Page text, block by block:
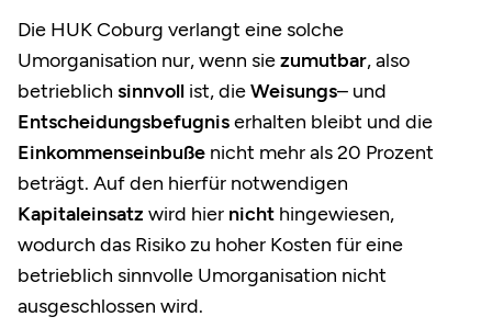
Die HUK Coburg verlangt eine solche
Umorganisation nur, wenn siezumutbar, also
betrieblich sinnvoll ist, dieWeisungs– und
Entscheidungsbefugniserhalten bleibt und die
Einkommenseinbuße nicht mehr als 20 Prozent
beträgt. Auf den hierfür notwendigen
Kapitaleinsatz wird hier nicht hingewiesen,
wodurch das Risiko zu hoher Kosten für eine
betrieblich sinnvolle Umorganisation nicht
ausgeschlossen wird.